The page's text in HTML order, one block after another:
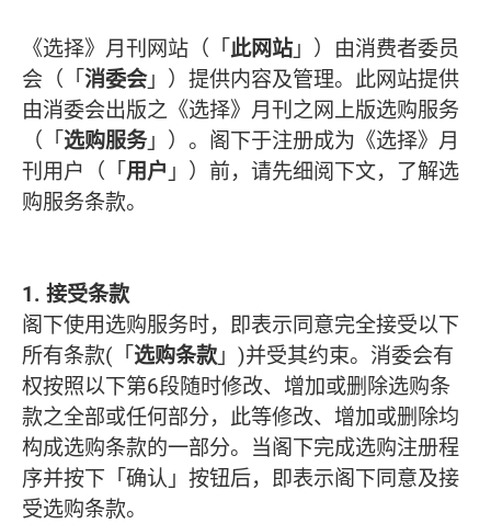
《选择》月刊网站（「此网站」）由消费者委员
会（「消委会」）提供内容及管理。此网站提供
由消委会出版之《选择》月刊之网上版选购服务
（「选购服务」）。阁下于注册成为《选择》月
刊用户（「用户 」）前，请先细阅下文，了解选
购服务条款。
1. 接受条款
阁下使用选购服务时，即表示同意完全接受以下
所有条款(「选购条款」)并受其约束。消委会有
权按照以下第6段随时修改、增加或删除选购条
款之全部或任何部分，此等修改、增加或删除均
构成选购条款的一部分。当阁下完成选购注册程
序并按下「确认」按钮后，即表示阁下同意及接
受选购条款。